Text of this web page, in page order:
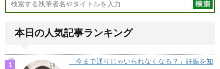
本日の人気記事ランキング
「今まで通りじゃいられなくなる？」妊娠を知